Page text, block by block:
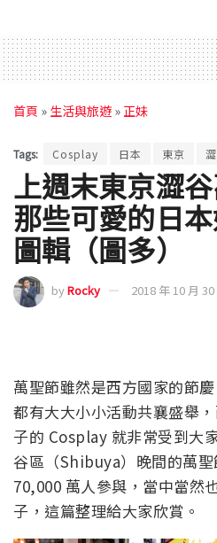
首頁 » 生活與旅遊 » 正妹
Tags: Cosplay 日本 東京
上週末東京澀
那些可愛的日
圖輯（圖多）
byRocky 2018 年 10 月 30
萬聖節雖然是西方國家的節
都有大大小小活動共襄盛舉
子的 Cosplay 就非常受到大
谷區（Shibuya）晚間的萬
70,000 萬人參與，當中當然
子，這篇整理給大家欣賞。